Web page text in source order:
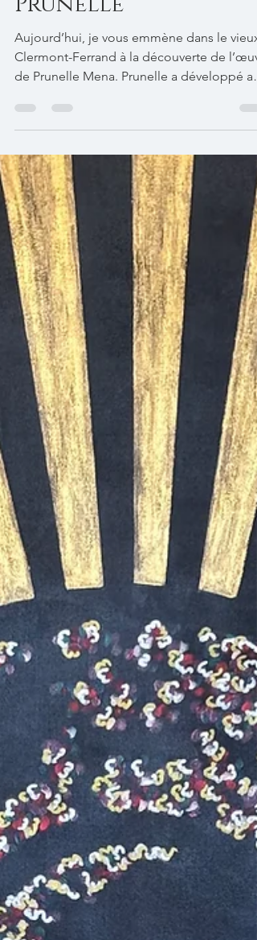
Mena, L'Oeil de
Prunelle
Aujourd’hui, je vous emmène dans le vieux
l’encadrement d’art et la boutique
d’antiquité. Prunelle chine, restaure selon
système de « Frame It Yourself » et met en
scène des cadres anciens. Dans son
le Cadre n’est plus un objet fonctionnel
industriel entourant une œuvre, il devient
véritablement une œuvre d’art chargée de
sens, d’âme et d’